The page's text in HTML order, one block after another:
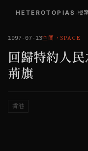
HETEROTOPIAS 檔
1997-07-13空間 ・ SPACE
回歸特約人
荊旗
香港